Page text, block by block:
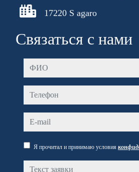
17220 S agaro
Связаться с нами
ФИО
Телефон
e-mail
Я прочитал и принимаю условия
Текст заявки